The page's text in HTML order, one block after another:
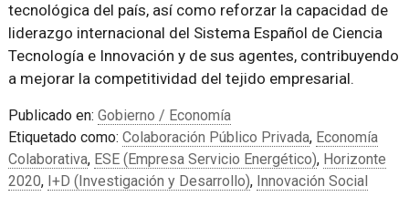
tecnológica del país, así como reforzar la capacidad de
liderazgo internacional del Sistema Español de Ciencia
Tecnología e Innovación y de sus agentes, contribuyendo
a mejorar la competitividad del tejido empresarial.
Publicado en: Gobierno / Economía
Etiquetado como: Colaboración Público Privada, Economía
Colaborativa, ESE (Empresa Servicio Energético), Horizonte
2020, I+D (Investigación y Desarrollo), Innovación Social